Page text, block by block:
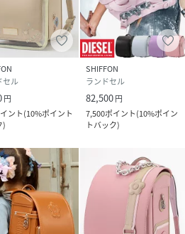
像は"わがままでチャーミングな
る程に強い意志と信念に溢れ、自
の2人の息子の名前を冠した
。ソフィー・メシャリーが提案す
溢れ、デザインのいたる処
ることの喜び)”が散りばめられ
回オリジナルプリントが加わり、
セル
円
ント(10%ポイント
)
SHIFFON
ランドセル
82,500円
7,500ポイント(10%ポイン
トバック)